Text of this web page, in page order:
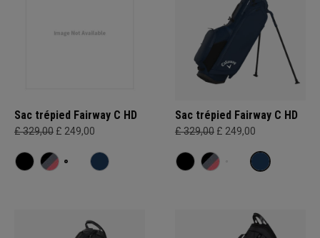
Sac trépied Fairway C HD
£ 329,00 £ 249,00
Sac trépied Fairway C HD
£ 329,00 £ 249,00